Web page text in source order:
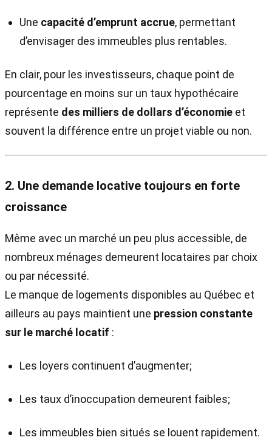
Une capacité d’emprunt accrue, permettant
d’envisager des immeubles plus rentables.
En clair, pour les investisseurs, chaque point de
pourcentage en moins sur un taux hypothécaire
représente des milliers de dollars d’économie et
souvent la différence entre un projet viable ou non.
2. Une demande locative toujours en forte
croissance
Même avec un marché un peu plus accessible, de
nombreux ménages demeurent locataires par choix
ou par nécessité.
Le manque de logements disponibles au Québec et
ailleurs au pays maintient une pression constante
sur le marché locatif :
Les loyers continuent d’augmenter;
Les taux d’inoccupation demeurent faibles;
Les immeubles bien situés se louent rapidement.